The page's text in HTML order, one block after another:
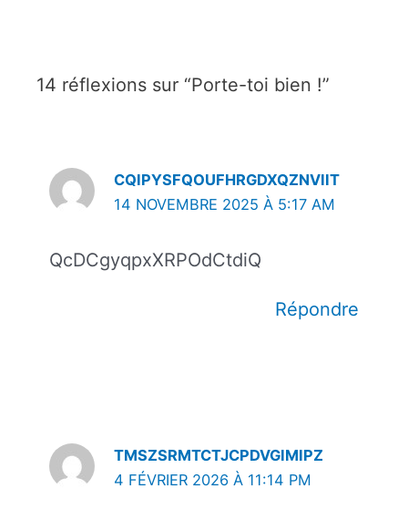
14 réflexions sur “Porte-toi bien !”
CQIPYSFQOUFHRGDXQZNVIIT
14 NOVEMBRE 2025 À 5:17 AM
QcDCgyqpxXRPOdCtdiQ
Répondre
TMSZSRMTCTJCPDVGIMIPZ
4 FÉVRIER 2026 À 11:14 PM